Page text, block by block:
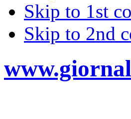
Skip to 1st
Skip to 2nd